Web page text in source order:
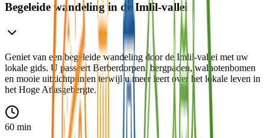
Begeleide wandeling in de Imlil-vallei
Geniet van een begeleide wandeling door de Imlil-vallei met uw
lokale gids. U passeert Berberdorpen, bergpaden, walnotenbomen
en mooie uitzichtpunten terwijl u meer leert over het lokale leven in
het Hoge Atlasgebergte.
60 min